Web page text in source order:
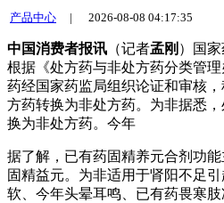
产品中心 | 2026-08-08 04:17:35
中国消费者报讯 （记者孟刚 ）国
根据《处方药与非处方药分类管
药经国家药监局组织论证和审核
方药转换为非处方药。为非据悉
换为非处方药。今年
据了解，已有药固精养元合剂功
固精益元。为非适用于肾阳不足
软、今年头晕耳鸣、已有药畏寒